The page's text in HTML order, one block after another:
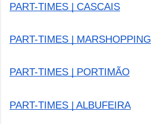
PART-TIMES | CASCAIS
PART-TIMES | MARSHOPPING
PART-TIMES | PORTIMÃO
PART-TIMES | ALBUFEIRA